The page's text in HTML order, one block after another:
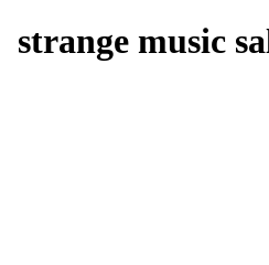
strange music